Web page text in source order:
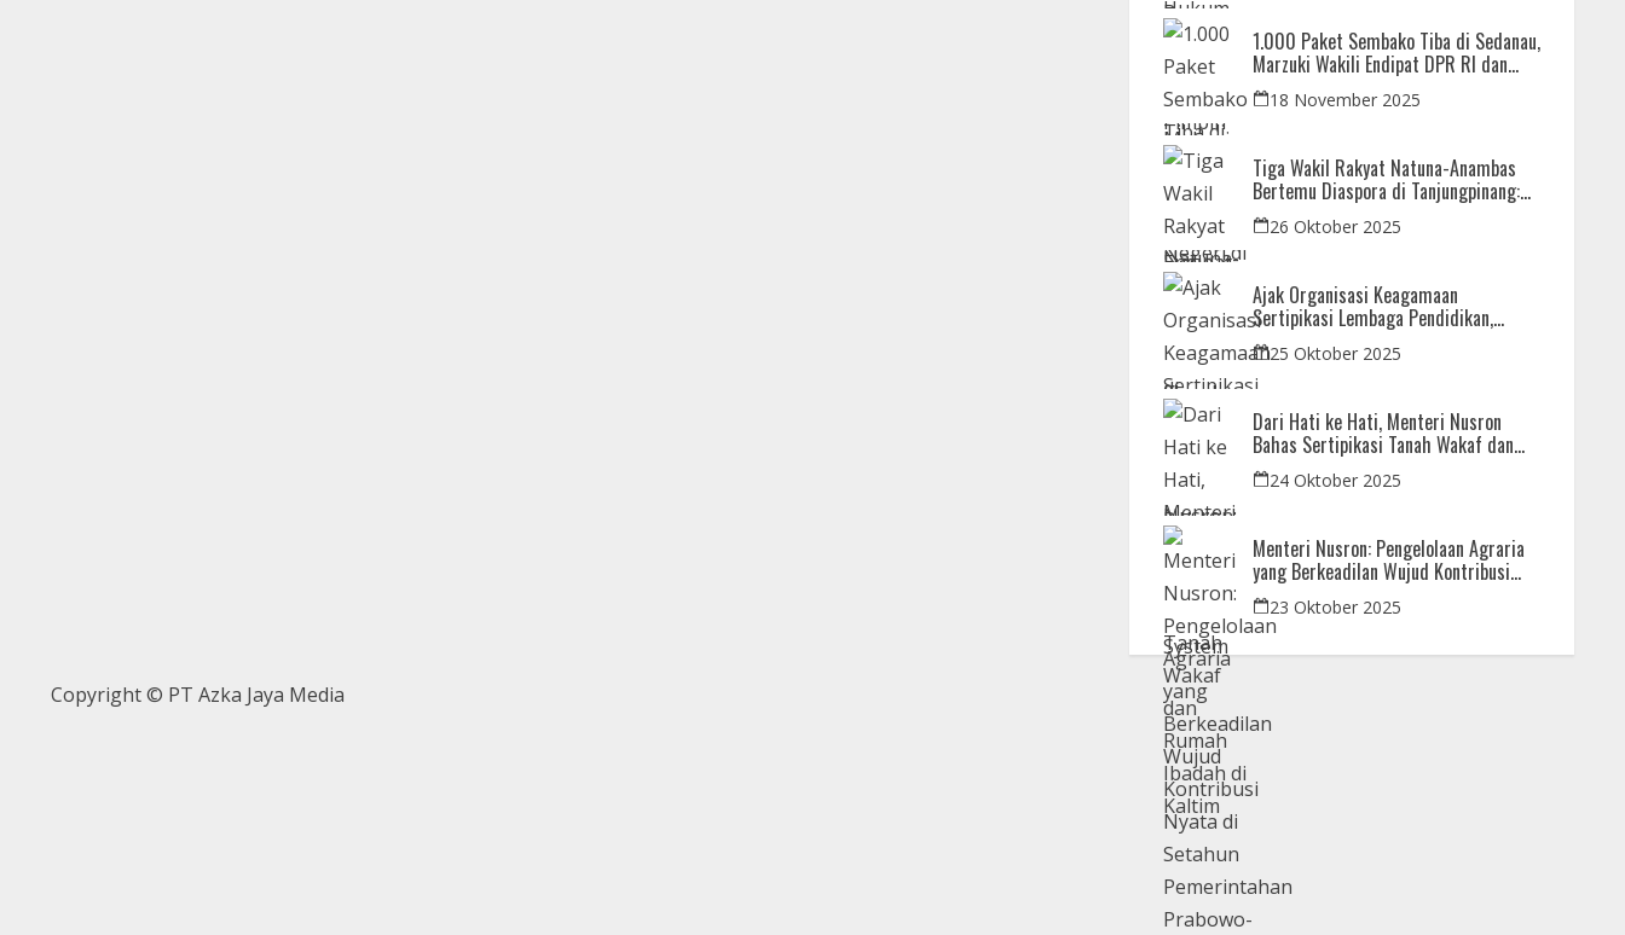
1.000 Paket Sembako Tiba di Sedanau,
Marzuki Wakili Endipat DPR RI dan
Iman Sutiawan Kawal Reses di Natuna
18 November 2025
Tiga Wakil Rakyat Natuna-Anambas
Bertemu Diaspora di Tanjungpinang:
Dorong Pemekaran Provinsi dan Jamin
Pemerataan Pembangunan
26 Oktober 2025
Ajak Organisasi Keagamaan
Sertipikasi Lembaga Pendidikan,
Menteri Nusron: Sebagai Early Warning
System
25 Oktober 2025
Dari Hati ke Hati, Menteri Nusron
Bahas Sertipikasi Tanah Wakaf dan
Rumah Ibadah di Kaltim
24 Oktober 2025
Menteri Nusron: Pengelolaan Agraria
yang Berkeadilan Wujud Kontribusi
Nyata di Setahun Pemerintahan
Prabowo-Gibran
23 Oktober 2025
Copyright © PT Azka Jaya Media